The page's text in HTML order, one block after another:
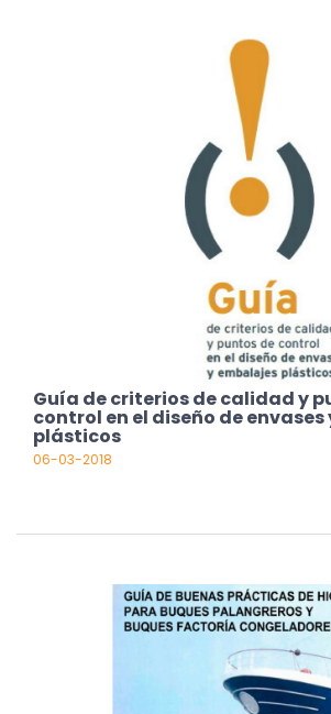
Guía de criterios de calidad y
control en el diseño de
plásticos
06-03-2018